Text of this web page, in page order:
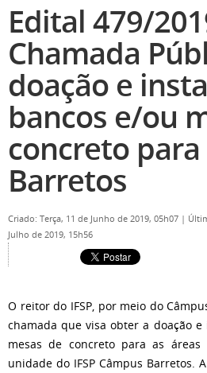
Edital 479/
Chamada
doação e
bancos e/ou
concreto para
Barretos
Criado: Terça, 11 de Junho de 2019, 05h07 |
Julho de 2019, 15h56
O reitor do IFSP, por meio do
chamada que visa obter a doação
mesas de concreto para as áreas
unidade do IFSP Câmpus Barretos.